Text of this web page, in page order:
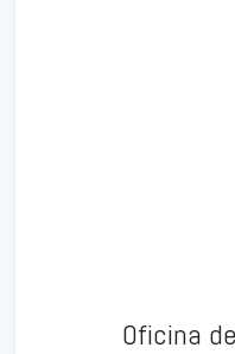
Oficina